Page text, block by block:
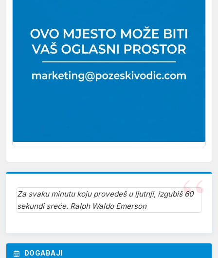
Za svaku minutu koju provedeš u ljutnji, izgubiš 60
sekundi sreće. Ralph Waldo Emerson
DOGAĐAJI